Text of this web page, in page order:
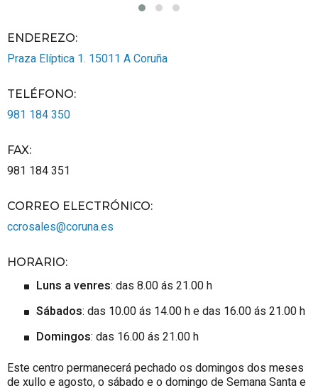
ENDEREZO:
Praza Elíptica 1. 15011 A Coruña
TELÉFONO:
981 184 350
FAX:
981 184 351
CORREO ELECTRÓNICO:
ccrosales@coruna.es
HORARIO:
Luns a venres: das 8.00 ás 21.00 h
Sábados: das 10.00 ás 14.00 h e das 16.00 ás 21.00 h
Domingos: das 16.00 ás 21.00 h
Este centro permanecerá pechado os domingos dos meses
de xullo e agosto, o sábado e o domingo de Semana Santa e